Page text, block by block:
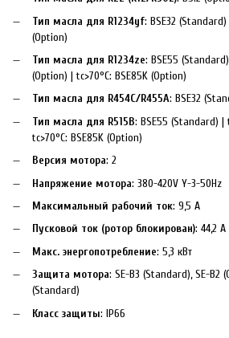
Тип масла для R1234yf: BSE32 (Standard)
(Option)
Тип масла для R1234ze: BSE55
(Option) | tc>70°C: BSE85K (Option)
Тип масла для R454C/R455A: BSE32
Тип масла для R515B: BSE55 (Standard) |
tc>70°C: BSE85K (Option)
Версия мотора: 2
Напряжение мотора: 380-420V Y-3-50Hz
Максимальный рабочий ток: 9,5 A
Пусковой ток (ротор блокирован): 44,2 A
Макс. энергопотребление: 5,3 кВт
Защита мотора: SE-B3 (Standard), SE-B2
(Standard)
Класс защиты: IP66